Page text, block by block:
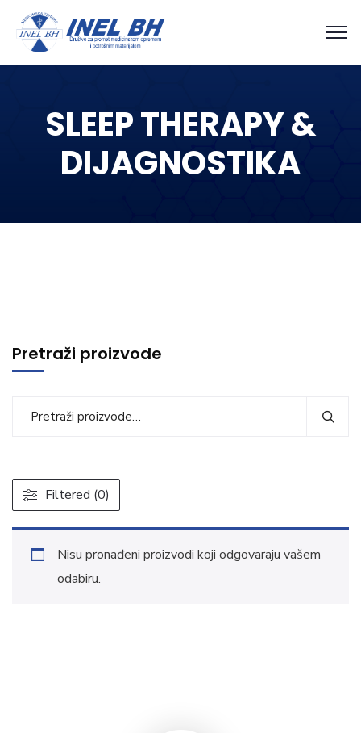
SLEEP THERAPY &
DIJAGNOSTIKA
Nisu pronađeni proizvodi koji odgovaraju vašem
odabiru.
Pretraži proizvode
Filtered (0)